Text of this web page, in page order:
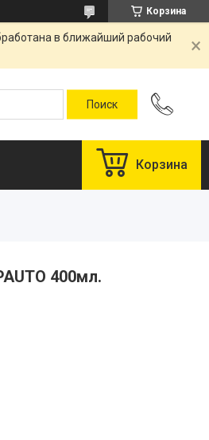
Корзина
в ближайший рабочий
Корзина
400мл.